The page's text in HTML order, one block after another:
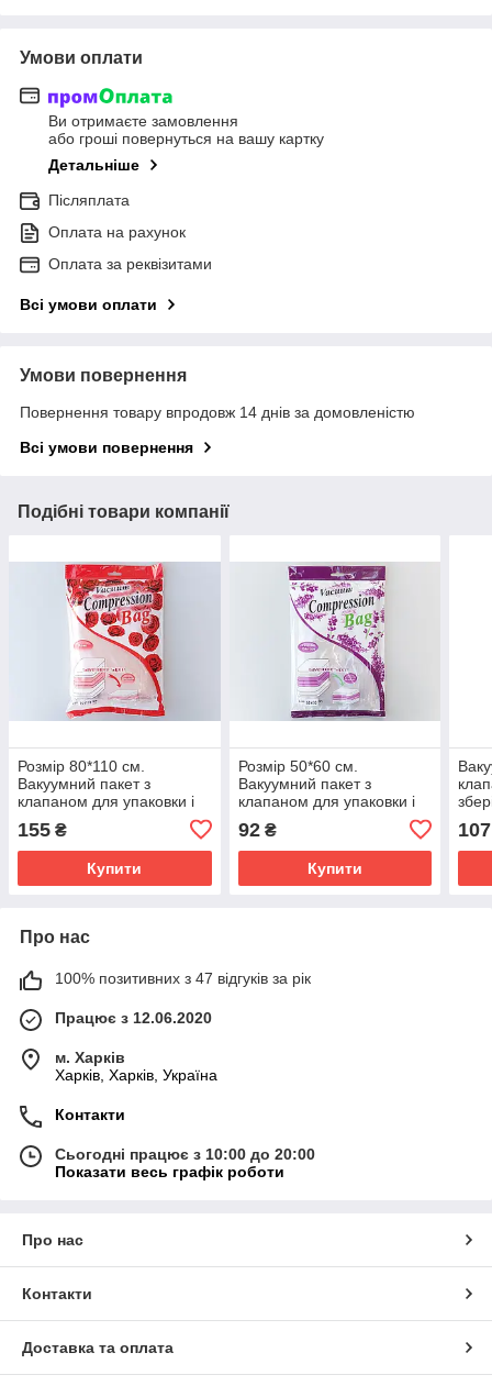
Умови оплати
Ви отримаєте замовлення
або гроші повернуться на вашу картку
Детальніше
Післяплата
Оплата на рахунок
Оплата за реквізитами
Всі умови оплати
Умови повернення
Повернення товару впродовж 14 днів за домовленістю
Всі умови повернення
Подібні товари компанії
Розмір 80*110 см.
Вакуумний пакет з
клапаном для упаковки і
ароматизований
"Троянда".
155 ₴
Купити
Розмір 50*60 см.
Вакуумний пакет з
клапаном для упаковки і
ароматизований
"Лаванда".
92₴
Купити
см
107
Про нас
100% позитивних з 47 відгуків за рік
Працює з 12.06.2020
м. Харків
Харків, Харків, Україна
Контакти
Сьогодні працює з 10:00 до 20:00
Показати весь графік роботи
Про нас
Контакти
Доставка та оплата